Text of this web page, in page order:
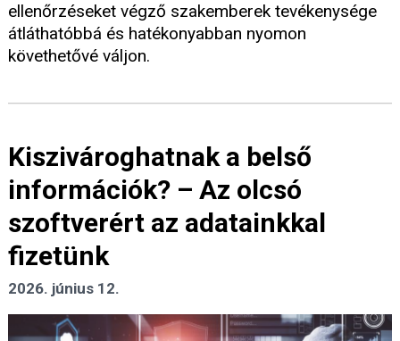
ellenőrzéseket végző szakemberek tevékenysége
átláthatóbbá és hatékonyabban nyomon
követhetővé váljon.
Kiszivároghatnak a belső
információk? – Az olcsó
szoftverért az adatainkkal
fizetünk
2026. június 12.